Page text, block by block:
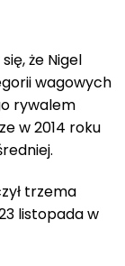
że Nigel
wagowych
rywalem
w 2014 roku
trzema
listopada w